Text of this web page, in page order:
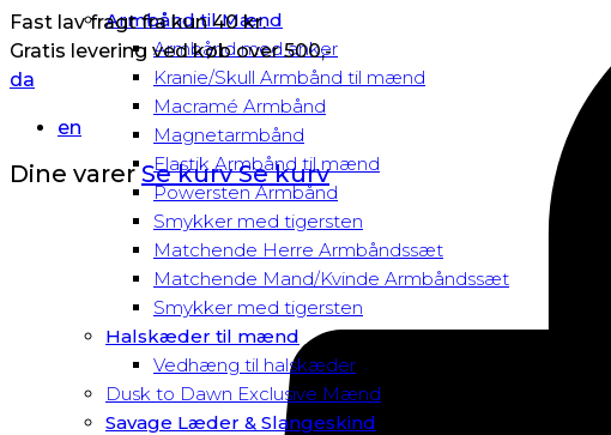
Armbånd til Mænd
Armbånd med anker
Kranie/Skull Armbånd til mænd
Macramé Armbånd
Magnetarmbånd
Elastik Armbånd til mænd
Powersten Armbånd
Smykker med tigersten
Matchende Herre Armbåndssæt
Matchende Mand/Kvinde Armbåndssæt
Smykker med tigersten
Halskæder til mænd
Vedhæng til halskæder
Dusk to Dawn Exclusive Mænd
Savage Læder & Slangeskind
Fast lav fragt fra kun 40 kr.
Gratis levering ved køb over 500,-
da
en
Dine varer Se kurv Se kurv